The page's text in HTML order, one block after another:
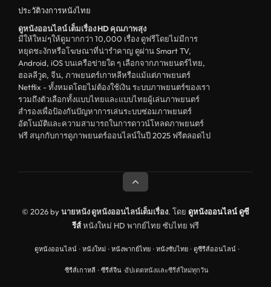
unknown
ดูหนังอีโรติก R18+ erotic
บู๊
หนังฝรั่ง
ดูหนังสารคดี Documentary
สยองขวัญ
ดูหนังอินเดีย India
ดูหนังจีนฮ่องกง Hong Kong
ดูหนังฝรั่งเศส France
ดูหนังฝรั่งแคนนาดา Canada
หนังรักโรแมนติก
อาชญากรรม
ประวัติวงการหนังไทย
ดูหนังออนไลน์ เต็มเรื่อง HD คุณภาพสุง
มีให้ใหม่ๆให้ดูมากกว่า 10,000 เรื่อง ดูฟรีโดยไม่มีการ
หยุดชะงักหรือโฆษณาที่น่ารำคาญ ดูผ่าน Smart TV,
Android, iOS บนเครือข่ายใด ๆ เลือกจากภาพยนตร์ไทย,
ฮอลลีวูด, จีน, ภาพยนตร์เกาหลีหรือแม้แต่ภาพยนตร์
Netflix - ทั้งหมดโดยไม่ต้องใช้เงิน ระบบภาพยนตร์ของเรา
รวมถึงตัวเลือกทั้งแบบไทยและแบบไทยผู้เล่นภาพยนตร์
สำรองเพื่อป้องกันปัญหาการเล่นระบบซ่อมภาพยนตร์
อัตโนมัติและความสามารถในการดาวน์โหลดภาพยนตร์
ฟรี สนุกกับการดูภาพยนตร์ออนไลน์ในปี 2025 ฟรีตลอดไป
© 2026 byนายหนัง ดูหนังออนไลน์เต็มเรื่อง. โดย ดูหนังออนไลน์ ดูซี
รีส์หนังใหม่ HD พากย์ไทย ซับไทย ฟรี
ดูหนังออนไลน์ · หนังใหม่ · หนังพากย์ไทย · หนังซับไทย · ดูซีรีส์ออนไลน์ ·
ซีรีส์เกาหลี · ซีรีส์จีน ·อัปเดตหนังและซีรีส์ใหม่ทุกวัน